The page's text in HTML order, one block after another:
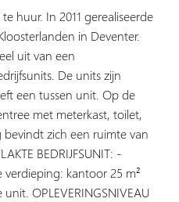
huur. In 2011 gerealiseerde
in Deventer.
uit van een
De units zijn
een tussen unit. Op de
met meterkast, toilet,
zich een ruimte van
BEDRIJFSUNIT: -
verdieping: kantoor 25 m²
OPLEVERINGSNIVEAU